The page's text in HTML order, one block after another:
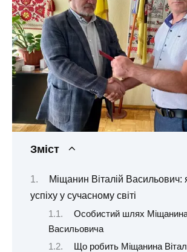
Зміст
Міщанин Віталій Васильович:
успіху у сучасному світі
Особистий шлях Міщанина
Васильовича
Що робить Міщанина